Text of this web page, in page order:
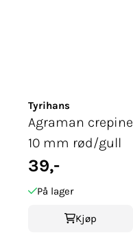
Tyrihans
Agraman crepine
10 mm rød/gull
39,-
På lager
Kjøp